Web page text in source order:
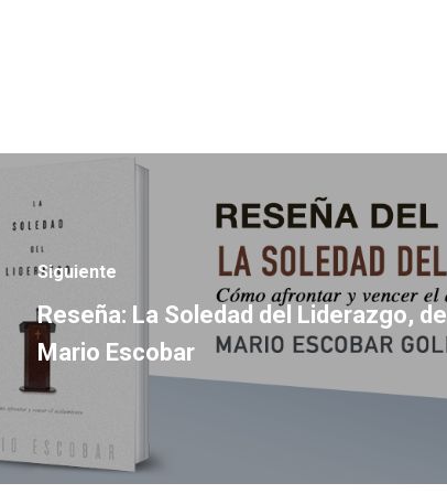
Siguiente
Reseña: La Soledad del Liderazgo, de
Mario Escobar